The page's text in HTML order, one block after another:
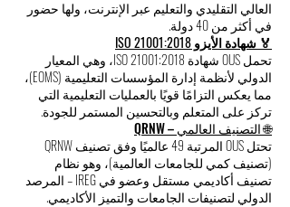
العالي التقليدي والتعليم عبر الإنترنت، ولها حضور
في أكثر من 40 دولة.
🏅 شهادة الأيزو ISO 21001:2018
تحمل OUS شهادة ISO 21001:2018، وهي المعيار
الدولي لأنظمة إدارة المؤسسات التعليمية (EOMS)،
مما يعكس التزامًا قويًا بالعمليات التعليمية التي
تركز على المتعلم وبالتحسين المستمر للجودة.
🌐 التصنيف العالمي – QRNW
تحتل OUS المرتبة 49 عالميًا وفق تصنيف QRNW
(تصنيف كمي للجامعات العالمية)، وهو نظام
تصنيف أكاديمي مستقل وعضو في IREG – المرصد
الدولي لتصنيفات الجامعات والتميز الأكاديمي.